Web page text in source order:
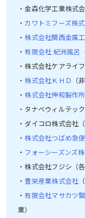
・金森化学工業株式
・ カワトミフーズ株
・ 株式会社関西金属
・有限会社 紀洲風呂
・株式会社ケアライフ
・ 株式会社ＫＨＤ （
・ 株式会社伸和製作所
・タナベウィルテッ
・ダイコロ株式会社
・ 株式会社つばめ急便
・ フォーシーズンズ
・株式会社フジシ（
・ 豊栄産業株式会社
・有限会社マサカツ
業）